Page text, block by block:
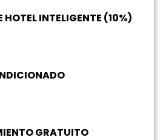
HOTEL INTELIGENTE (10%)
GRATUITO